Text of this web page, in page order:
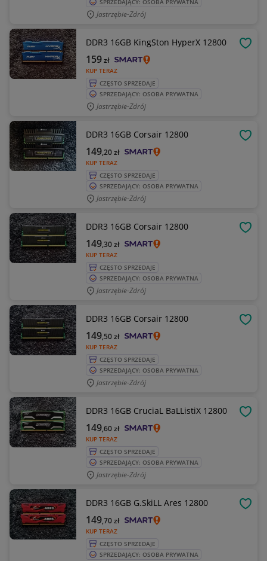
SPRZEDAJĄCY: OSOBA PRYWATNA
Jastrzębie-Zdrój
DDR3 16GB KingSton HyperX 12800
KUP TERAZ
159zł
CZĘSTO SPRZEDAJE
SPRZEDAJĄCY: OSOBA PRYWATNA
Jastrzębie-Zdrój
DDR3 16GB Corsair 12800
KUP TERAZ
149,20zł
CZĘSTO SPRZEDAJE
SPRZEDAJĄCY: OSOBA PRYWATNA
Jastrzębie-Zdrój
DDR3 16GB Corsair 12800
KUP TERAZ
149,30zł
CZĘSTO SPRZEDAJE
SPRZEDAJĄCY: OSOBA PRYWATNA
Jastrzębie-Zdrój
DDR3 16GB Corsair 12800
KUP TERAZ
149,50zł
CZĘSTO SPRZEDAJE
SPRZEDAJĄCY: OSOBA PRYWATNA
Jastrzębie-Zdrój
DDR3 16GB CruciaL BaLListiX 12800
KUP TERAZ
149,60zł
CZĘSTO SPRZEDAJE
SPRZEDAJĄCY: OSOBA PRYWATNA
Jastrzębie-Zdrój
DDR3 16GB G.SkiLL Ares 12800
KUP TERAZ
149,70zł
CZĘSTO SPRZEDAJE
SPRZEDAJĄCY: OSOBA PRYWATNA